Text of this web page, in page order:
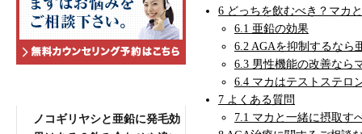
6 どっちを飲むべき？マカ
6.1 亜鉛の効果
6.2 AGAを抑制するなら
6.3 男性機能の改善なら
6.4 マカはテストステロ
7 よくある質問
7.1 マカと一緒に摂取す
ノコギリヤシと亜鉛に発毛効